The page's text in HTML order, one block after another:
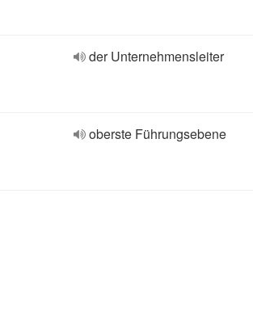
der Unternehmensleiter
oberste Führungsebene